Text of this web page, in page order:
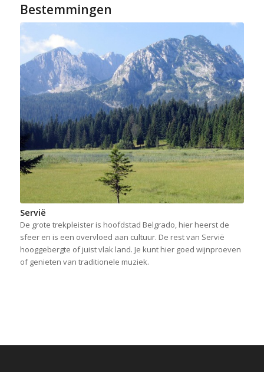
Bestemmingen
Servië
De grote trekpleister is hoofdstad Belgrado, hier heerst de
sfeer en is een overvloed aan cultuur. De rest van Servië
hooggebergte of juist vlak land. Je kunt hier goed wijnproeven
of genieten van traditionele muziek.